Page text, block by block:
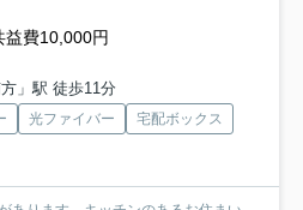
益費10,000円
」駅 徒歩11分
光ファイバー
宅配ボックス